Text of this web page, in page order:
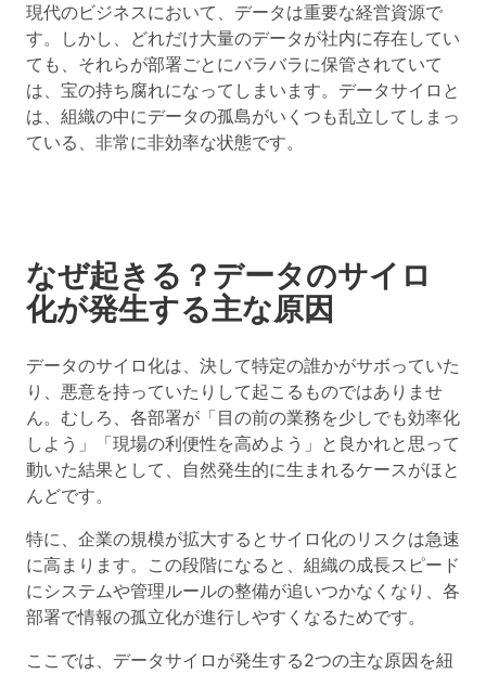
現代のビジネスにおいて、データは重要な経営資源で
す。しかし、どれだけ大量のデータが社内に存在してい
ても、それらが部署ごとにバラバラに保管されていて
は、宝の持ち腐れになってしまいます。 データサイロと
は、組織の中にデータの孤島がいくつも乱立してしまっ
ている、非常に非効率な状態です。
なぜ起きる？データのサイロ
化が発生する主な原因
データのサイロ化は、決して特定の誰かがサボっていた
り、悪意を持っていたりして起こるものではありませ
ん。むしろ、各部署が「目の前の業務を少しでも効率化
しよう」「現場の利便性を高めよう」と良かれと思って
動いた結果として、自然発生的に生まれるケースがほと
んどです。
特に、 企業の規模が拡大するとサイロ化のリスクは急速
に高まります。この段階になると、組織の成長スピード
にシステムや管理ルールの整備が追いつかなくなり、各
部署で情報の孤立化が進行しやすくなるためです。
ここでは、データサイロが発生する2つの主な原因を紐